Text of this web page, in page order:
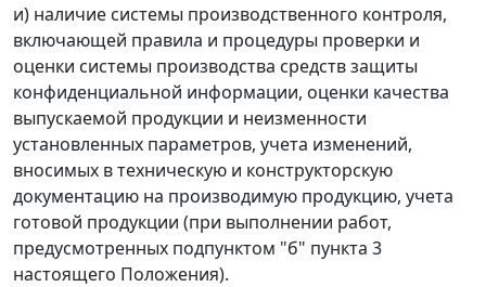
и) наличие системы производственного контроля,
включающей правила и процедуры проверки и
оценки системы производства средств защиты
конфиденциальной информации, оценки качества
выпускаемой продукции и неизменности
установленных параметров, учета изменений,
вносимых в техническую и конструкторскую
документацию на производимую продукцию, учета
готовой продукции (при выполнении работ,
предусмотренных подпунктом "б" пункта 3
настоящего Положения).